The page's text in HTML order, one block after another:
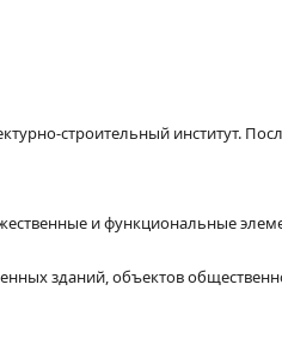
строительный институт.
и функциональные
зданий, объектов